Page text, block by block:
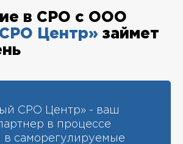
в СРО с ООО
Центр» займет
СРО Центр» - ваш
в процессе
в саморегулируемые